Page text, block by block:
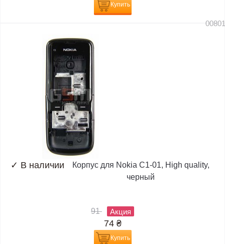
Купить
✓ В наличии
Корпус для Nokia C1-01, High quality,
черный
91 Акция
74 ₴
Купить